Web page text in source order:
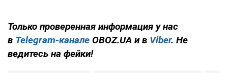
Только проверенная информация у нас
в Telegram-канале OBOZ.UA и в Viber. Не
ведитесь на фейки!